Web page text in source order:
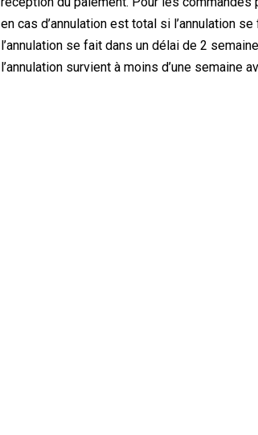
en cas d’annulation est total si l’annulation
l’annulation se fait dans un délai de 2
l’annulation survient à moins d’une semaine